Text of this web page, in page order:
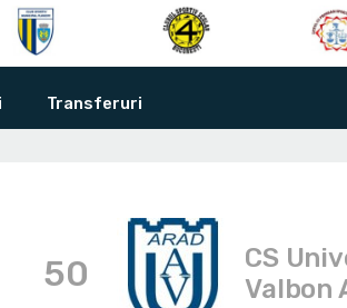
Transferuri
50
CS
Valbon